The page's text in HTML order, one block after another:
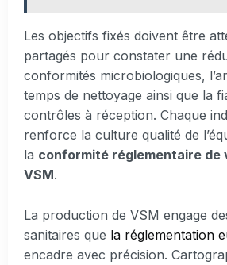
Les objectifs fixés doivent être
partagés pour constater une
conformités microbiologiques,
temps de nettoyage ainsi que la
contrôles à réception. Chaque
renforce la culture qualité de
la conformité réglementaire de
VSM.
La production de VSM engage
sanitaires que la réglementation
encadre avec précision.